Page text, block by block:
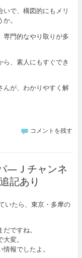
で、構図的にもメリ
。
専門的なやり取りが多
、素人にもすぐでき
んが、わかりやすく解
コメントを残す
―Ｊチャンネ
記あり
いたら、東京・多摩の
ですね。
変。
報でしたよ。